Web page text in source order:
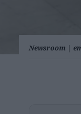
Newsroom |